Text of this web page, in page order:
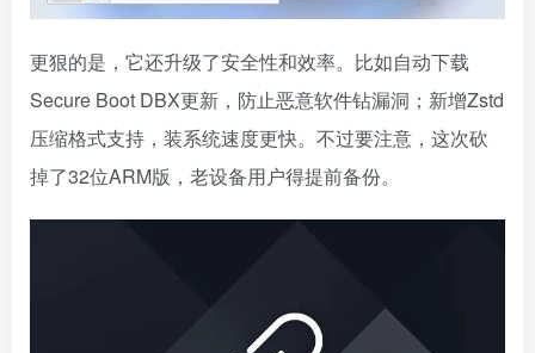
更狠的是，它还升级了安全性和效率。比如自动下载
Secure Boot DBX更新，防止恶意软件钻漏洞；新增Zstd
压缩格式支持，装系统速度更快。不过要注意，这次砍
掉了32位ARM版，老设备用户得提前备份。